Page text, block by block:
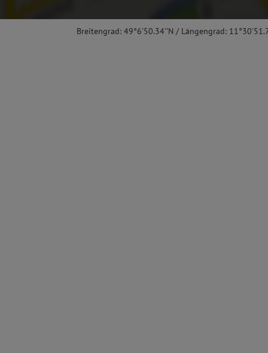
Breitengrad: 49°6'50.34''N / Längengrad: